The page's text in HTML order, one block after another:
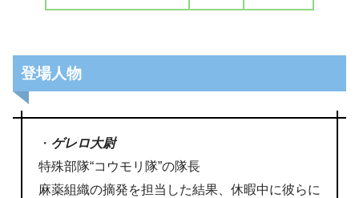
登場人物
・ ゲレロ大尉
特殊部隊“コウモリ隊”の隊長
麻薬組織の摘発を担当した結果、休暇中に彼らに